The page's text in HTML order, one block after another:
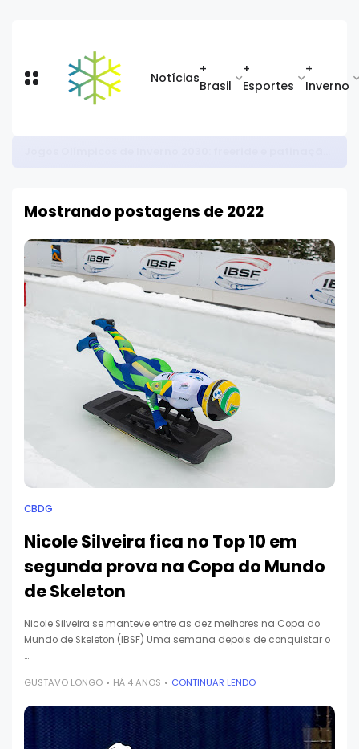
Notícias
+
Brasil
+
Esportes
+
Inverno
Mostrando postagens de 2022
CBDG
Nicole Silveira fica no Top 10 em
segunda prova na Copa do Mundo
de Skeleton
Nicole Silveira se manteve entre as dez melhores na Copa do
Mundo de Skeleton (IBSF) Uma semana depois de conquistar o
…
GUSTAVO LONGO HÁ 4 ANOS CONTINUAR LENDO